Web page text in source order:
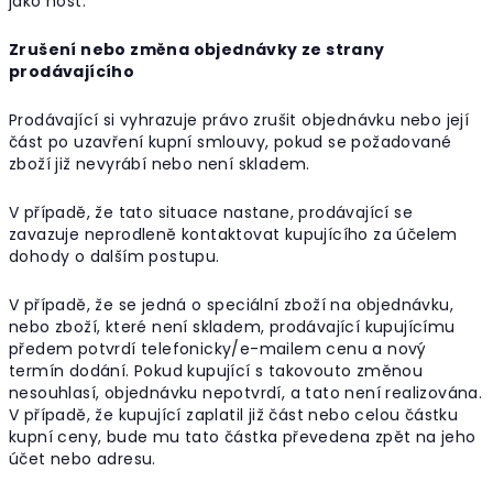
Zrušení nebo změna objednávky ze strany
prodávajícího
Prodávající si vyhrazuje právo zrušit objednávku nebo její
část po uzavření kupní smlouvy, pokud se požadované
zboží již nevyrábí nebo není skladem.
V případě, že tato situace nastane, prodávající se
zavazuje neprodleně kontaktovat kupujícího za účelem
dohody o dalším postupu.
V případě, že se jedná o speciální zboží na objednávku,
nebo zboží, které není skladem, prodávající kupujícímu
předem potvrdí telefonicky/e-mailem cenu a nový
termín dodání. Pokud kupující s takovouto změnou
nesouhlasí, objednávku nepotvrdí, a tato není realizována.
V případě, že kupující zaplatil již část nebo celou částku
kupní ceny, bude mu tato částka převedena zpět na jeho
účet nebo adresu.